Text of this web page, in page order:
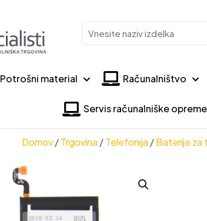
Vnesite
naziv
Potrošni material Računalništvo
Servis računalniške opreme
Domov/Trgovina /Telefonija /Baterije za